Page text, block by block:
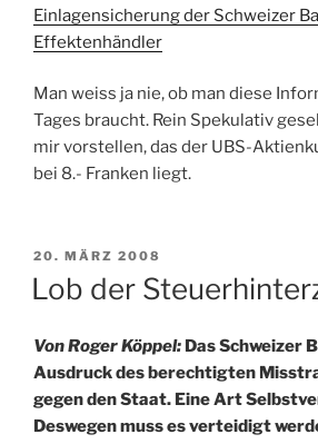
Einlagensicherung der Schweizer
Effektenhändler
Man weiss ja nie, ob man diese
Tages braucht. Rein Spekulativ
mir vorstellen, das der UBS-
bei 8.- Franken liegt.
VERÖFFENTLICHT
AM
20. MÄRZ 2008
Lob der
Von Roger Köppel: Das Schweizer
Ausdruck des berechtigten
gegen den Staat. Eine Art
Deswegen muss es verteidigt